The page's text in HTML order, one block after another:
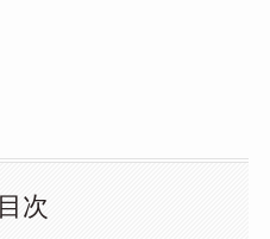
目次